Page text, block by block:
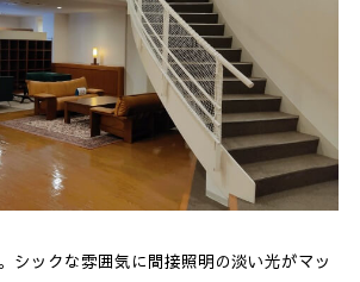
シックな雰囲気に間接照明の淡い光がマッ